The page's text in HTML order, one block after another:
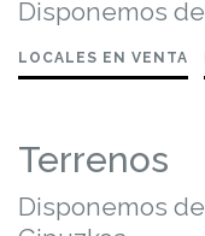
Disponemos de
LOCALES EN VENTA
Terrenos
Disponemos de